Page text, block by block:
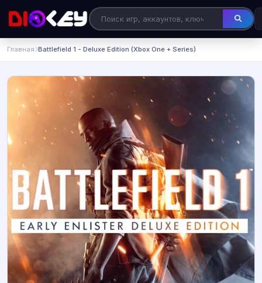
Главная Battlefield 1 - Deluxe Edition (Xbox One + Series)